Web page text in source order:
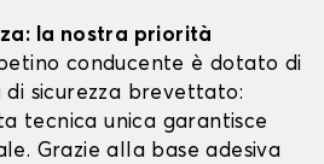
la nostra priorità
conducente è dotato di
di sicurezza brevettato:
tecnica unica garantisce
Grazie alla base adesiva